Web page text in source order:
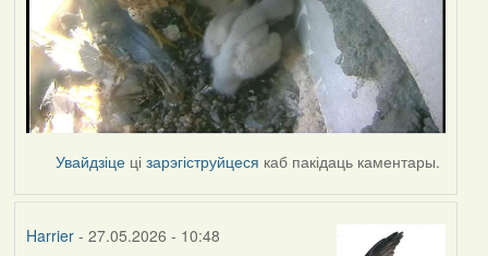
Увайдзіце цізарэгіструйцеся каб пакідаць каментары.
Harrier- 27.05.2026 - 10:48